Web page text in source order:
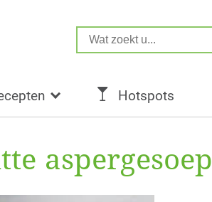
Hotspots
aspergesoep